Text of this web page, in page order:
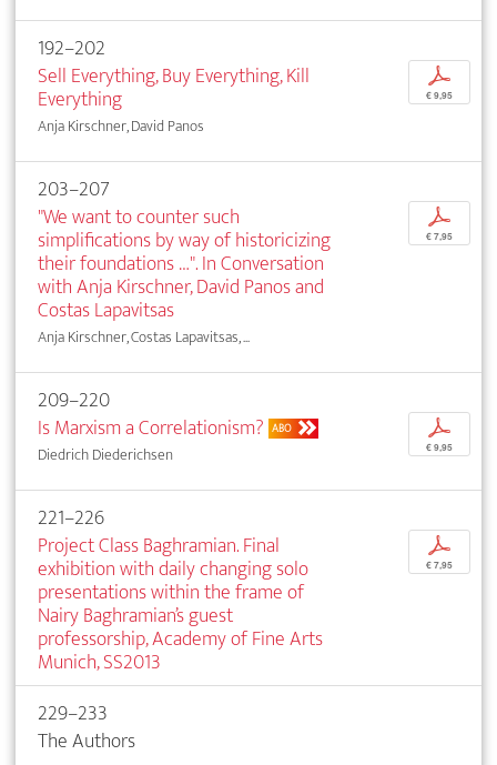
192–202
Sell Everything, Buy Everything, Kill
Everything
Anja Kirschner, David Panos
p
€ 9,95
203–207
"We want to counter such
simplifications by way of historicizing
their foundations …". In Conversation
with Anja Kirschner, David Panos and
Costas Lapavitsas
Anja Kirschner, Costas Lapavitsas, ...
p
€ 7,95
209–220
Is Marxism a Correlationism? ABO
Diedrich Diederichsen
p
€ 9,95
221–226
Project Class Baghramian. Final
exhibition with daily changing solo
presentations within the frame of
Nairy Baghramian’s guest
professorship, Academy of Fine Arts
Munich, SS2013
p
€ 7,95
229–233
The Authors